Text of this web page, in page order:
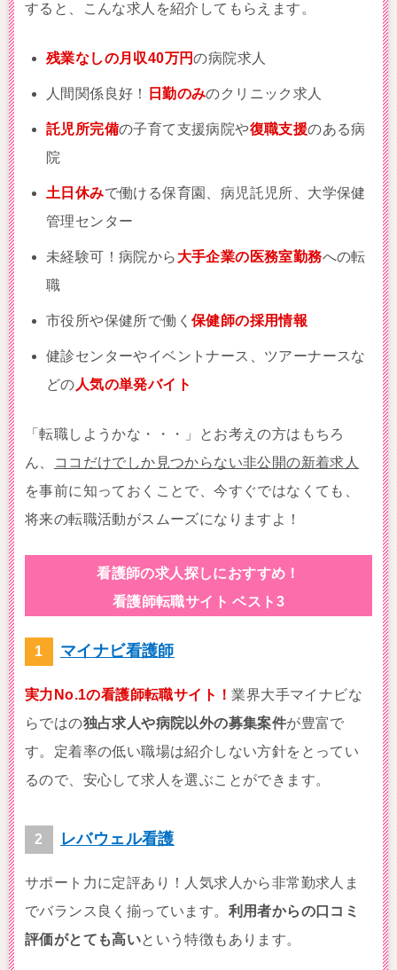
すると、こんな求人を紹介してもらえます。
残業なしの月収40万円の病院求人
人間関係良好！ 日勤のみのクリニック求人
託児所完備の子育て支援病院や復職支援のある病
院
土日休みで働ける保育園、病児託児所、大学保健
管理センター
未経験可！病院から 大手企業の医務室勤務への転
職
市役所や保健所で働く 保健師の採用情報
健診センターやイベントナース、ツアーナースな
どの 人気の単発バイト
「転職しようかな・・・」とお考えの方はもちろ
ん、
ココだけでしか見つからない非公開の新着求人
を事前に知っておくことで、今すぐではなくても、
将来の転職活動がスムーズになりますよ！
看護師の求人探しにおすすめ！
看護師転職サイト ベスト3
マイナビ看護師
実力No.1の看護師転職サイト！業界大手マイナビな
らではの独占求人や病院以外の募集案件が豊富で
す。定着率の低い職場は紹介しない方針をとってい
るので、安心して求人を選ぶことができます。
レバウェル看護
サポート力に定評あり！人気求人から非常勤求人ま
でバランス良く揃っています。 利用者からの口コミ
評価がとても高いという特徴もあります。